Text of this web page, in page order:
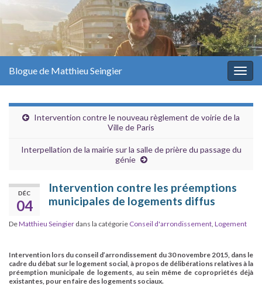
Blogue de Matthieu Seingier
Intervention contre le nouveau règlement de voirie de la
Ville de Paris
Interpellation de la mairie sur la salle de prière du passage du
génie
DÉC
04
Intervention contre les préemptions
municipales de logements diffus
DeMatthieu Seingier dans la catégorie Conseil d'arrondissement Logement
Intervention lors du conseil d’arrondissement du 30 novembre 2015, dans le
cadre du débat sur le logement social, à propos de délibérations relatives à la
préemption municipale de logements, au sein même de copropriétés déjà
existantes, pour en faire des logements sociaux.